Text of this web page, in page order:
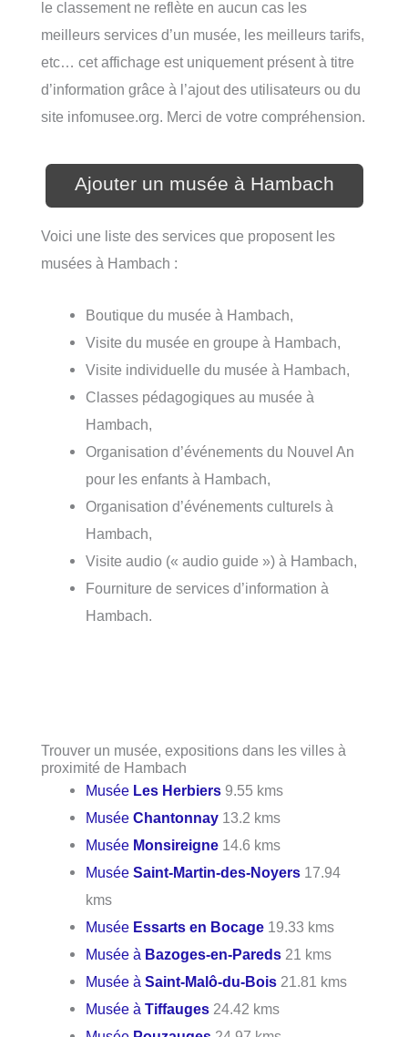
le classement ne reflète en aucun cas les
meilleurs services d’un musée, les meilleurs tarifs,
etc… cet affichage est uniquement présent à titre
d’information grâce à l’ajout des utilisateurs ou du
site infomusee.org. Merci de votre compréhension.
Ajouter un musée à Hambach
Voici une liste des services que proposent les
musées à Hambach :
Boutique du musée à Hambach,
Visite du musée en groupe à Hambach,
Visite individuelle du musée à Hambach,
Classes pédagogiques au musée à
Hambach,
Organisation d’événements du Nouvel An
pour les enfants à Hambach,
Organisation d’événements culturels à
Hambach,
Visite audio (« audio guide ») à Hambach,
Fourniture de services d’information à
Hambach.
Trouver un musée, expositions dans les villes à
proximité de Hambach
Musée Les Herbiers 9.55 kms
MuséeChantonnay 13.2 kms
Musée Monsireigne 14.6 kms
MuséeSaint-Martin-des-Noyers 17.94
kms
Musée Essarts en Bocage 19.33 kms
Musée à Bazoges-en-Pareds 21 kms
Musée àSaint-Malô-du-Bois 21.81 kms
Musée àTiffauges 24.42 kms